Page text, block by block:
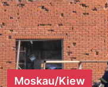
Moskau/Kiew